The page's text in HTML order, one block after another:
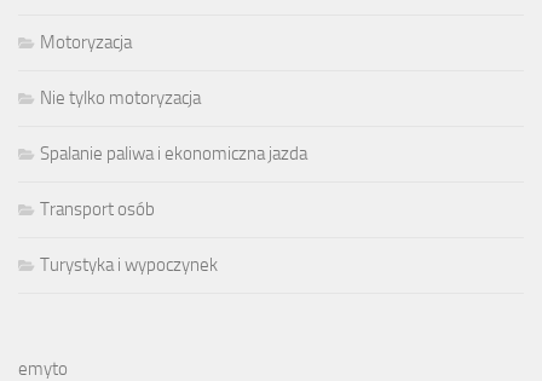
Motoryzacja
Nie tylko motoryzacja
Spalanie paliwa i ekonomiczna jazda
Transport osób
Turystyka i wypoczynek
emyto